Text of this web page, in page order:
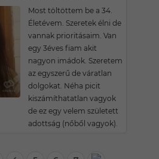
Most töltöttem be a 34.
Életévem. Szeretek élni de
vannak prioritásaim. Van
egy 3éves fiam akit
nagyon imádok. Szeretem
az egyszerű de váratlan
dolgokat. Néha picit
kiszámíthatatlan vagyok
de ez egy velem született
adottság (nőből vagyok).